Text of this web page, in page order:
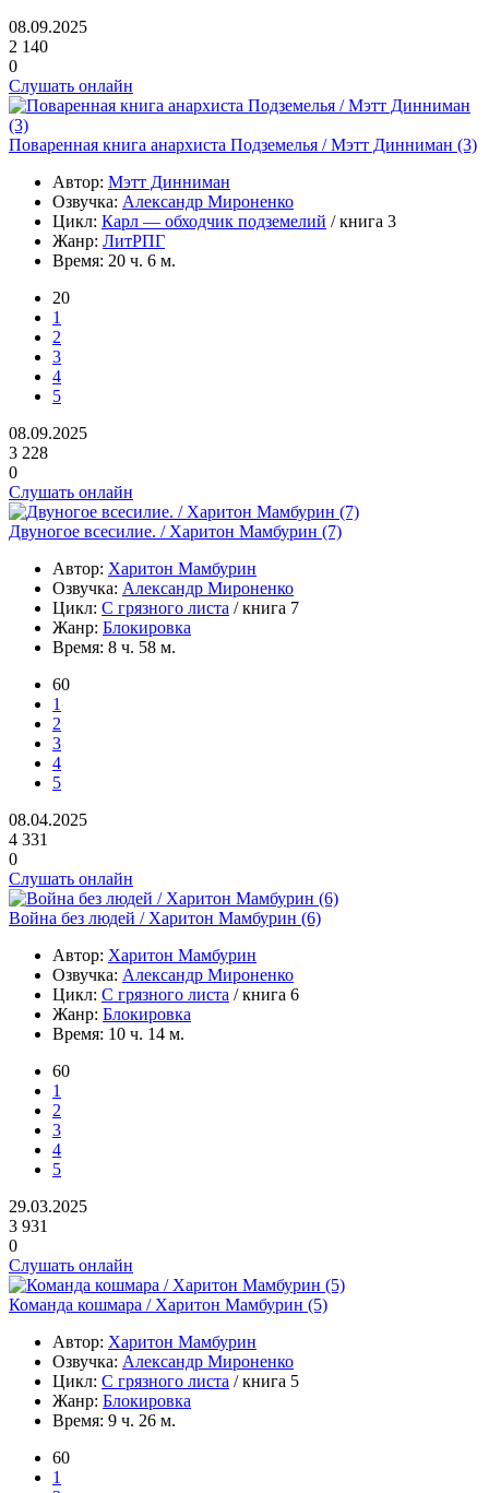
08.09.2025
2 140
0
Слушать онлайн
Поваренная книга анархиста Подземелья / Мэтт Динниман (3)
Автор: Мэтт Динниман
Озвучка: Александр Мироненко
Цикл: Карл — обходчик подземелий / книга 3
Жанр: ЛитРПГ
Время: 20 ч. 6 м.
20
1
2
3
4
5
08.09.2025
3 228
0
Слушать онлайн
Двуногое всесилие. / Харитон Мамбурин (7)
Автор: Харитон Мамбурин
Озвучка: Александр Мироненко
Цикл: С грязного листа / книга 7
Жанр: Блокировка
Время: 8 ч. 58 м.
60
1
2
3
4
5
08.04.2025
4 331
0
Слушать онлайн
Война без людей / Харитон Мамбурин (6)
Автор: Харитон Мамбурин
Озвучка: Александр Мироненко
Цикл: С грязного листа / книга 6
Жанр: Блокировка
Время: 10 ч. 14 м.
60
1
2
3
4
5
29.03.2025
3 931
0
Слушать онлайн
Команда кошмара / Харитон Мамбурин (5)
Автор: Харитон Мамбурин
Озвучка: Александр Мироненко
Цикл: С грязного листа / книга 5
Жанр: Блокировка
Время: 9 ч. 26 м.
60
1